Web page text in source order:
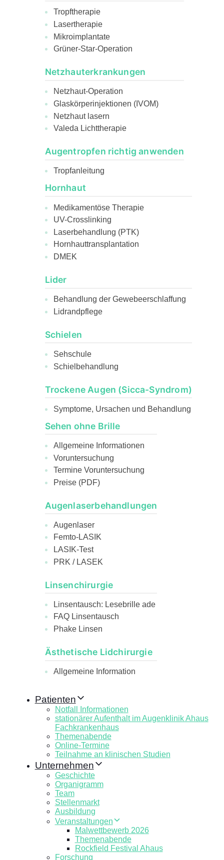
Tropftherapie
Lasertherapie
Mikroimplantate
Grüner-Star-Operation
Netzhauterkrankungen
Netzhaut-Operation
Glaskörperinjektionen (IVOM)
Netzhaut lasern
Valeda Lichttherapie
Augentropfen richtig anwenden
Tropfanleitung
Hornhaut
Medikamentöse Therapie
UV-Crosslinking
Laserbehandlung (PTK)
Hornhauttransplantation
DMEK
Lider
Behandlung der Gewebeerschlaffung
Lidrandpflege
Schielen
Sehschule
Schielbehandlung
Trockene Augen (Sicca-Syndrom)
Symptome, Ursachen und Behandlung
Sehen ohne Brille
Allgemeine Informationen
Voruntersuchung
Termine Voruntersuchung
Preise (PDF)
Augenlaserbehandlungen
Augenlaser
Femto-LASIK
LASIK-Test
PRK / LASEK
Linsenchirurgie
Linsentausch: Lesebrille ade
FAQ Linsentausch
Phake Linsen
Ästhetische Lidchirurgie
Allgemeine Information
Patienten
Notfall Informationen
stationärer Aufenthalt im Augenklinik Ahaus
Fachkrankenhaus
Themenabende
Online-Termine
Teilnahme an klinischen Studien
Unternehmen
Geschichte
Organigramm
Team
Stellenmarkt
Ausbildung
Veranstaltungen
Malwettbewerb 2026
Themenabende
Rockfield Festival Ahaus
Forschung